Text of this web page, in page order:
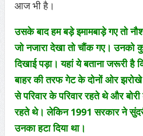
आज भी है।
उसके बाद हम बड़े इमामबाड़े गए तो
जो नजारा देखा तो चौंक गए। उनको
दिखाई पड़ा। यहां ये बताना जरूरी है
बाहर की तरफ गेट के दोनों ओर
से परिवार के परिवार रहते थे और
रहते थे। लेकिन 1991 सरकार ने
उनका हटा दिया था।